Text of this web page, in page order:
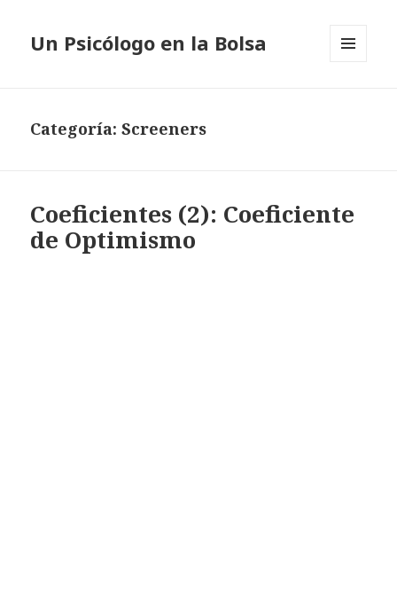
Un Psicólogo en la Bolsa
Categoría: Screeners
Coeficientes (2): Coeficiente
de Optimismo